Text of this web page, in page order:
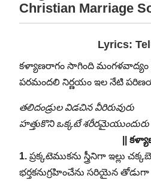
Christian Marriage
Lyrics:
కళ్యాణరాగం సాగింది మంగళవాద్యం
పరమందలి నిర్ణయం ఇల నేటి
తలిదండ్రుల విడచిన వీరిరువురు
హత్తుకొని ఒక్కటే
||
1.ప్రక్కటెముకను స్త్రీనిగా ఇల్లు
భర్తకనుగ్రహించేను సరియైన